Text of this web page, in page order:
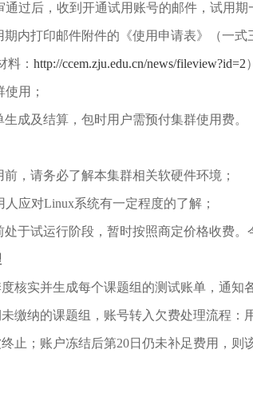
后，收到开通试用账号的邮件，试用期
打印邮件附件的《使用申请表》（一式
料： http://ccem.zju.edu.cn/news/fileview?id=2）
用；
及结算，包时用户需预付集群使用费。
请务必了解本集群相关软硬件环境；
对Linux系统有一定程度的了解；
试运行阶段，暂时按照商定价格收费。
核实并生成每个课题组的测试账单，通
缴纳的课题组，账号转入欠费处理流程
止；账户冻结后第20日仍未补足费用，